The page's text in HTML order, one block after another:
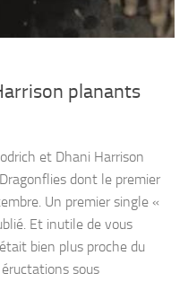
planants
et Dhani Harrison
dont le premier
Un premier single «
Et inutile de vous
bien plus proche du
sous